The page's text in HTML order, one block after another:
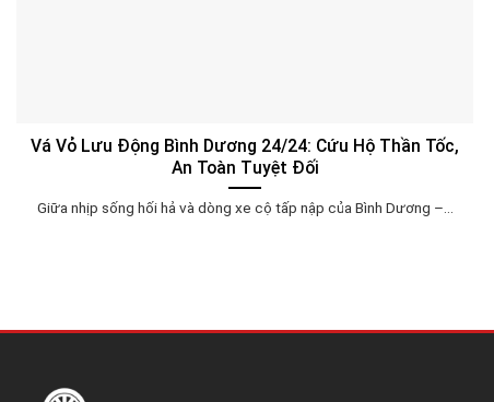
Vá Vỏ Lưu Động Bình Dương 24/24: Cứu Hộ Thần Tốc,
An Toàn Tuyệt Đối
Giữa nhịp sống hối hả và dòng xe cộ tấp nập của Bình Dương –...